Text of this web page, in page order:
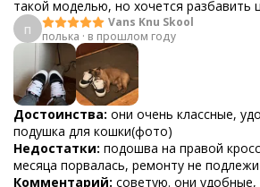
такой моделью, но хочется разбавить
п
Vans Knu Skool
полька · в прошлом году
Достоинства: они очень классные,
подушка для кошки(фото)
Недостатки: подошва на правой
месяца порвалась, ремонту не
Комментарий: советую. они